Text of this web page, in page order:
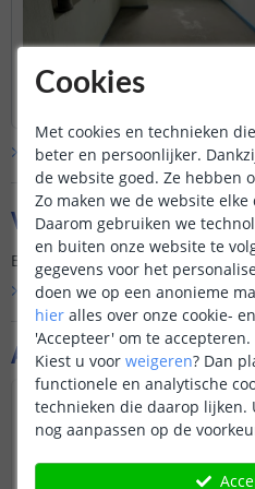
Aanvullende
Bekijk alleklantfoto’s
Vraag & antwoord
Er is nog geen vraag gesteld
Bekijk alle Vraag & antwoord
Cookies
Met cookies en technieken
beter en persoonlijker.
de website goed. Ze hebben
Zo maken we de website
Daarom gebruiken we
en buiten onze website te
gegevens voor het
doen we op een anonieme
hier alles over onze cookie-
'Accepteer' om te accepteren.
Kiest u voor weigeren? Dan
functionele en analytische
technieken die daarop lijken.
nog aanpassen op de